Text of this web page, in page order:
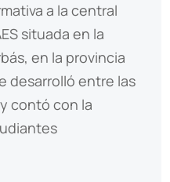
a la central
situada en la
en la provincia
desarrolló entre las
contó con la